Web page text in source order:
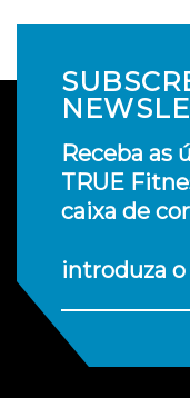
Receba as
TRUE
caixa de
introduza